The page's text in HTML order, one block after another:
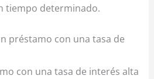
tiempo determinado.
préstamo con una tasa de
con una tasa de interés alta